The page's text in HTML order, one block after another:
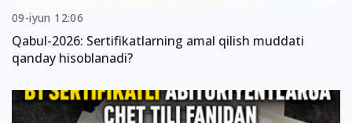
09-iyun 12:06
Qabul-2026: Sertifikatlarning amal qilish muddati
qanday hisoblanadi?